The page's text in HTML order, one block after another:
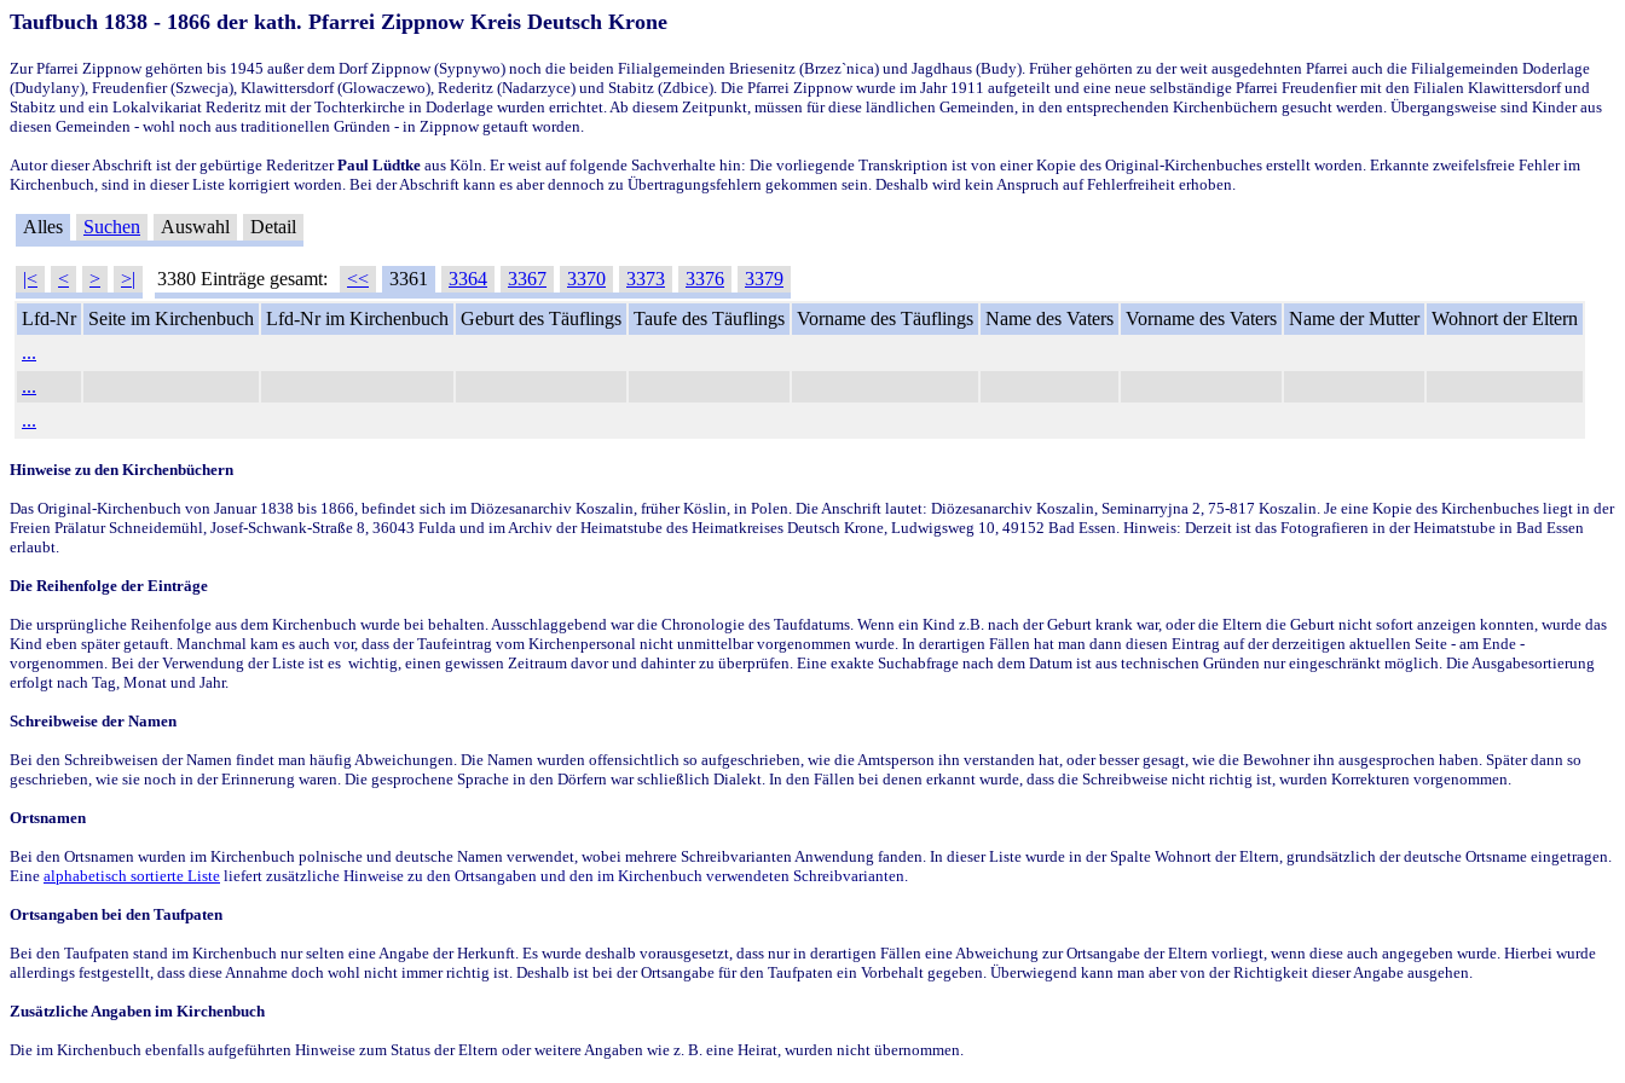
Taufbuch 1838 - 1866 der kath. Pfarrei Zippnow Kreis Deutsch Krone
Zur Pfarrei Zippnow gehörten bis 1945 außer dem Dorf Zippnow (Sypnywo) noch die beiden Filialgemeinden Briesenitz (Brzez`nica) und Jagdhaus (Budy). Früher gehörten zu der weit ausgedehnten Pfarrei auch die Filialgemeinden Doderlage
(Dudylany), Freudenfier (Szwecja), Klawittersdorf (Glowaczewo), Rederitz (Nadarzyce) und Stabitz (Zdbice). Die Pfarrei Zippnow wurde im Jahr 1911 aufgeteilt und eine neue selbständige Pfarrei Freudenfier mit den Filialen Klawittersdorf und
Stabitz und ein Lokalvikariat Rederitz mit der Tochterkirche in Doderlage wurden errichtet. Ab diesem Zeitpunkt, müssen für diese ländlichen Gemeinden, in den entsprechenden Kirchenbüchern gesucht werden. Übergangsweise sind Kinder aus
diesen Gemeinden - wohl noch aus traditionellen Gründen - in Zippnow getauft worden.
Autor dieser Abschrift ist der gebürtige RederitzerPaul Lüdtke aus Köln. Er weist auf folgende Sachverhalte hin: Die vorliegende Transkription ist von einer Kopie des Original-Kirchenbuches erstellt worden. Erkannte zweifelsfreie Fehler im
Kirchenbuch, sind in dieser Liste korrigiert worden. Bei der Abschrift kann es aber dennoch zu Übertragungsfehlern gekommen sein. Deshalb wird kein Anspruch auf Fehlerfreiheit erhoben.
Alles Suchen Auswahl Detail
|< < > >| 3380 Einträge gesamt: << 3361 3364 3367 3370 3373 3376
3379
Lfd-Nr
Seite im Kirchenbuch Lfd-Nr im Kirchenbuch Geburt des Täuflings Taufe des Täuflings Vorname des Täuflings Name des Vaters Vorname des Vaters Name der Mutter Wohnort der Eltern
...
...
...
Hinweise zu den Kirchenbüchern
Das Original-Kirchenbuch von Januar 1838 bis 1866, befindet sich im Diözesanarchiv Koszalin, früher Köslin, in Polen. Die Anschrift lautet: Diözesanarchiv Koszalin, Seminarryjna 2, 75-817 Koszalin. Je eine Kopie des Kirchenbuches liegt in der
Freien Prälatur Schneidemühl, Josef-Schwank-Straße 8, 36043 Fulda und im Archiv der Heimatstube des Heimatkreises Deutsch Krone, Ludwigsweg 10, 49152 Bad Essen. Hinweis: Derzeit ist das Fotografieren in der Heimatstube in Bad Essen
erlaubt.
Die Reihenfolge der Einträge
Die ursprüngliche Reihenfolge aus dem Kirchenbuch wurde bei behalten. Ausschlaggebend war die Chronologie des Taufdatums. Wenn ein Kind z.B. nach der Geburt krank war, oder die Eltern die Geburt nicht sofort anzeigen konnten, wurde das
Kind eben später getauft. Manchmal kam es auch vor, dass der Taufeintrag vom Kirchenpersonal nicht unmittelbar vorgenommen wurde. In derartigen Fällen hat man dann diesen Eintrag auf der derzeitigen aktuellen Seite - am Ende -
vorgenommen. Bei der Verwendung der Liste ist es wichtig, einen gewissen Zeitraum davor und dahinter zu überprüfen. Eine exakte Suchabfrage nach dem Datum ist aus technischen Gründen nur eingeschränkt möglich. Die Ausgabesortierung
erfolgt nach Tag, Monat und Jahr.
Schreibweise der Namen
Bei den Schreibweisen der Namen findet man häufig Abweichungen. Die Namen wurden offensichtlich so aufgeschrieben, wie die Amtsperson ihn verstanden hat, oder besser gesagt, wie die Bewohner ihn ausgesprochen haben. Später dann so
geschrieben, wie sie noch in der Erinnerung waren. Die gesprochene Sprache in den Dörfern war schließlich Dialekt. In den Fällen bei denen erkannt wurde, dass die Schreibweise nicht richtig ist, wurden Korrekturen vorgenommen.
Ortsnamen
Bei den Ortsnamen wurden im Kirchenbuch polnische und deutsche Namen verwendet, wobei mehrere Schreibvarianten Anwendung fanden. In dieser Liste wurde in der Spalte Wohnort der Eltern, grundsätzlich der deutsche Ortsname eingetragen.
Eine alphabetisch sortierte Liste liefert zusätzliche Hinweise zu den Ortsangaben und den im Kirchenbuch verwendeten Schreibvarianten.
Ortsangaben bei den Taufpaten
Bei den Taufpaten stand im Kirchenbuch nur selten eine Angabe der Herkunft. Es wurde deshalb vorausgesetzt, dass nur in derartigen Fällen eine Abweichung zur Ortsangabe der Eltern vorliegt, wenn diese auch angegeben wurde. Hierbei wurde
allerdings festgestellt, dass diese Annahme doch wohl nicht immer richtig ist. Deshalb ist bei der Ortsangabe für den Taufpaten ein Vorbehalt gegeben. Überwiegend kann man aber von der Richtigkeit dieser Angabe ausgehen.
Zusätzliche Angaben im Kirchenbuch
Die im Kirchenbuch ebenfalls aufgeführten Hinweise zum Status der Eltern oder weitere Angaben wie z. B. eine Heirat, wurden nicht übernommen.